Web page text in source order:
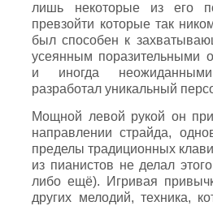
лишь некоторые из его
превзойти которые так
был способен к
усеянным поразительными
и иногда
разработал уникальный
Мощной левой рукой он
направлении страйда,
пределы традиционных
из пианистов не делал
либо ещё). Игривая
других мелодий, техника,